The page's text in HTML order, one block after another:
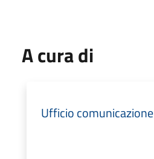
A cura di
Ufficio comunicazione